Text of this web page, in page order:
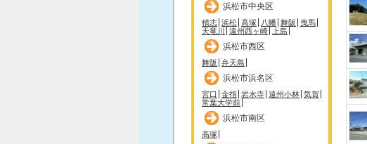
浜松市中央区
積志 浜松 高塚 八幡 舞阪
曳馬
天竜川
遠州西ヶ崎 上島
浜松市西区
舞阪 弁天島
浜松市浜名区
宮口 金指 岩水寺 遠州小林 気賀
常葉大学前
浜松市南区
高塚